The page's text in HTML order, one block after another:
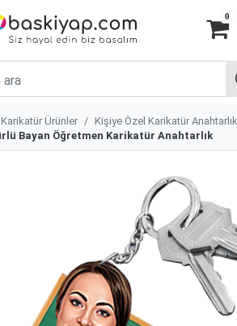
0
Ürünler
Kişiye Özel Karikatür Anahtarlık
Bayan Öğretmen Karikatür Anahtarlık